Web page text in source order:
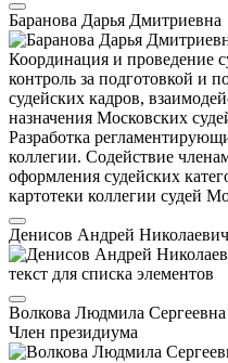
Баранова Дарья Дмитриевна
Координация и проведение
контроль за подготовкой и
судейских кадров,
назначения Московских
Разработка
коллегии. Содействие
оформления судейских
картотеки коллегии судей
Денисов Андрей Николаевич
текст для списка элементов
Волкова Людмила Сергеевна
Член президиума